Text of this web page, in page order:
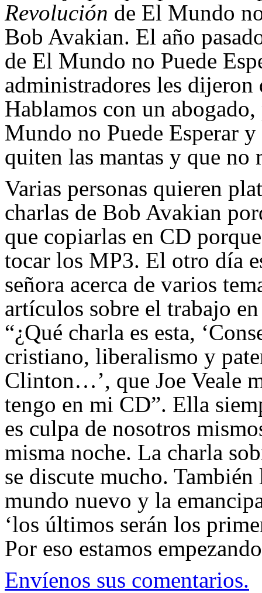
Revolución de El Mundo
Bob Avakian. El año
de El Mundo no Puede
administradores les dijeron
Hablamos con un
Mundo no Puede Esperar
quiten las mantas y que no
Varias personas quieren
charlas de Bob Avakian
que copiarlas en CD
tocar los MP3. El otro día
señora acerca de varios
artículos sobre el trabajo
“¿Qué charla es esta,
cristiano, liberalismo y
Clinton…’, que Joe Veale
tengo en mi CD”. Ella
es culpa de nosotros
misma noche. La charla
se discute mucho.
mundo nuevo y la
‘los últimos serán los
Por eso estamos
Envíenos sus comentarios.